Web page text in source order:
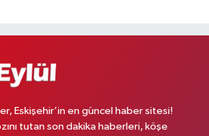
Eskişehir’in en güncel haber sitesi!
tutan son dakika haberleri, köşe